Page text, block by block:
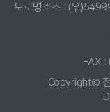
도로명주소 : (우
FAX
Copyright© 전